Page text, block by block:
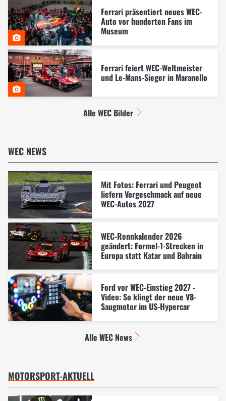
Ferrari präsentiert neues WEC-
Auto vor hunderten Fans im
Museum
Ferrari feiert WEC-Weltmeister
und Le-Mans-Sieger in Maranello
Alle WEC Bilder
WEC NEWS
Mit Fotos: Ferrari und Peugeot
liefern Vorgeschmack auf neue
WEC-Autos 2027
WEC-Rennkalender 2026
geändert: Formel-1-Strecken in
Europa statt Katar und Bahrain
Ford vor WEC-Einstieg 2027 -
Video: So klingt der neue V8-
Saugmotor im US-Hypercar
Alle WEC News
MOTORSPORT-AKTUELL